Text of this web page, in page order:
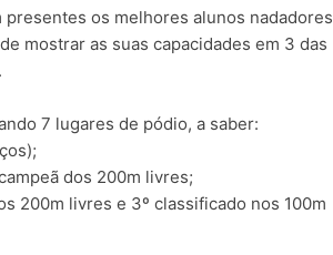
os melhores alunos nadadores
mostrar as suas capacidades em 3 das
7 lugares de pódio, a saber:
dos 200m livres;
200m livres e 3º classificado nos 100m